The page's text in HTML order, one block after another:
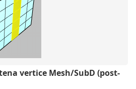
vertice Mesh/SubD (post-